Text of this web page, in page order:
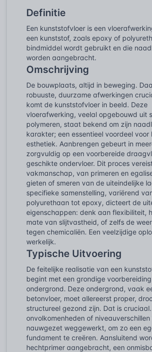
Definitie
Een kunststofvloer is een
een kunststof, zoals epoxy of
bindmiddel wordt gebruikt en die
worden aangebracht.
Omschrijving
De bouwplaats, altijd in beweging.
robuuste, duurzame afwerkingen
komt de kunststofvloer in beeld. Deze
vloerafwerking, veelal opgebouwd uit
polymeren, staat bekend om zijn
karakter; een essentieel voordeel voor
esthetiek. Aanbrengen gebeurt in
zorgvuldig op een voorbereide
geschikte ondervloer. Dit proces
vakmanschap, van primeren en
gieten of smeren van de uiteindelijke
specifieke samenstelling, variërend
polyurethaan tot epoxy, dicteert de
eigenschappen: denk aan flexibiliteit,
mate van slijtvastheid, of zelfs de
tegen chemicaliën. Een veelzijdige
werkelijk.
Typische Uitvoering
De feitelijke realisatie van een
begint met een grondige
ondergrond. Deze ondergrond, vaak
betonvloer, moet allereerst proper,
structureel gezond zijn. Dat is
onvolkomenheden of niveauverschillen
nauwgezet weggewerkt, om zo een
fundament te creëren. Aansluitend
hechtprimer aangebracht, een